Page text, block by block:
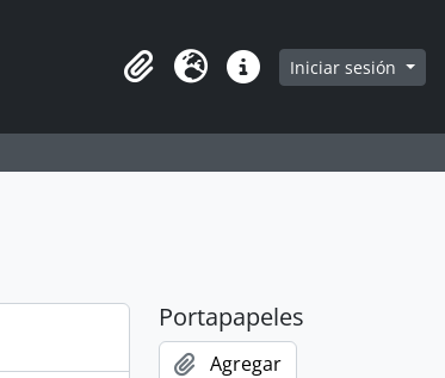
Portapapeles
Idioma Enlaces rápidos
Iniciar sesión
Portapapeles
Agregar